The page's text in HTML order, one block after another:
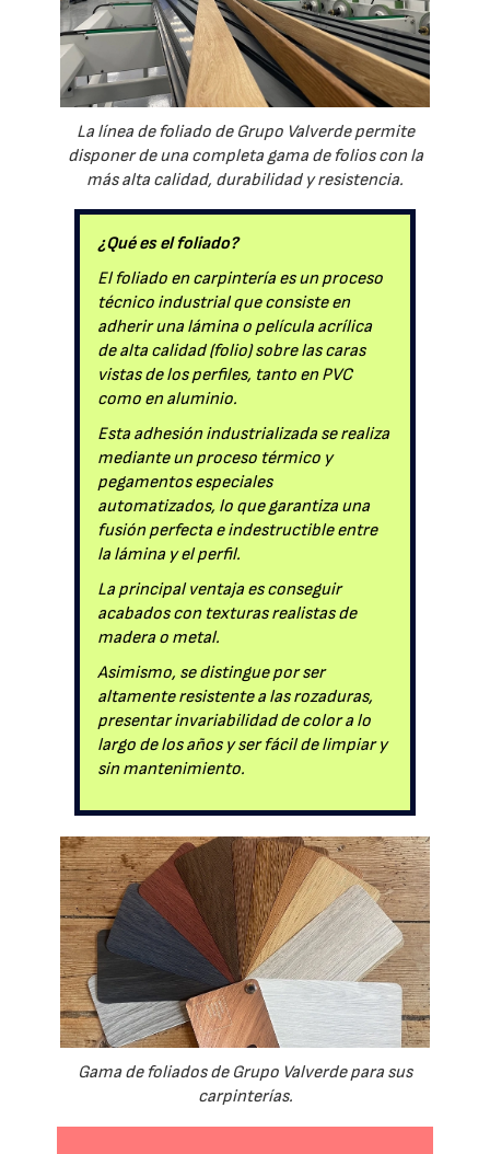
La línea de foliado de Grupo Valverde permite
disponer de una completa gama de folios con la
más alta calidad, durabilidad y resistencia.
¿Qué es el foliado?
El foliado en carpintería es un proceso
técnico industrial que consiste en
adherir una lámina o película acrílica
de alta calidad (folio) sobre las caras
vistas de los perfiles, tanto en PVC
como en aluminio.
Esta adhesión industrializada se realiza
mediante un proceso térmico y
pegamentos especiales
automatizados, lo que garantiza una
fusión perfecta e indestructible entre
la lámina y el perfil.
La principal ventaja es conseguir
acabados con texturas realistas de
madera o metal.
Asimismo, se distingue por ser
altamente resistente a las rozaduras,
presentar invariabilidad de color a lo
largo de los años y ser fácil de limpiar y
sin mantenimiento.
Gama de foliados de Grupo Valverde para sus
carpinterías.